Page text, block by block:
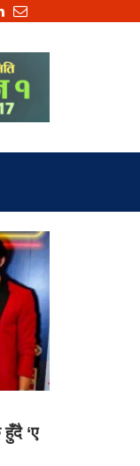
‘ए